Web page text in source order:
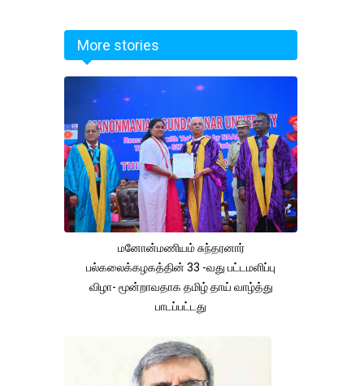
More stories
மனோன்மணியம் சுந்தரனார்
பல்கலைக்கழகத்தின் 33 -வது பட்டமளிப்பு
விழா- மூன்றாவதாக தமிழ் தாய் வாழ்த்து
பாடப்பட்டது